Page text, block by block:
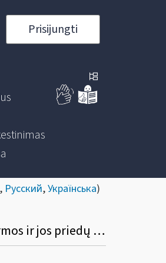
Prisijungti
, Русский,Українська)
Dėl metinės gyventojams išmokėtų išmokų, priskiriamų A ir B klasės pajamoms, deklaracijos GPM312 formos ir jos priedų GPM312L, GPM312U formų užpildymo ir pateikimo taisyklių pakeitimo